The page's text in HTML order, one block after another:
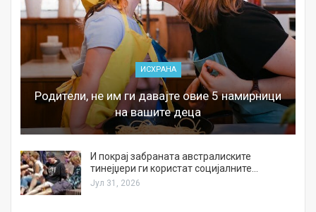
ИСХРАНА
Родители, не им ги давајте овие 5 намирници
на вашите деца
И покрај забраната австралиските
тинејџери ги користат социјалните…
Јул 31, 2026